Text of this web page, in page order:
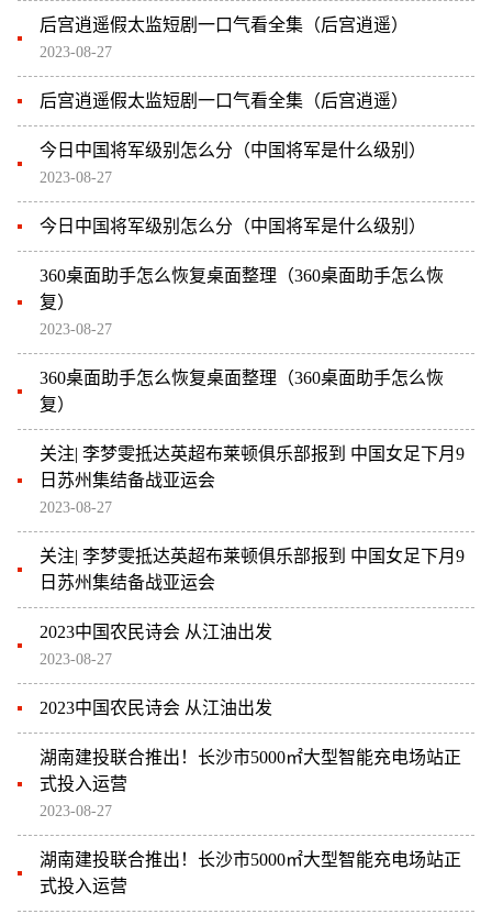
后宫逍遥假太监短剧一口气看全集（后宫逍遥）
2023-08-27
后宫逍遥假太监短剧一口气看全集（后宫逍遥）
今日中国将军级别怎么分（中国将军是什么级别）
2023-08-27
今日中国将军级别怎么分（中国将军是什么级别）
360桌面助手怎么恢复桌面整理（360桌面助手怎么恢
复）
2023-08-27
360桌面助手怎么恢复桌面整理（360桌面助手怎么恢
复）
关注| 李梦雯抵达英超布莱顿俱乐部报到 中国女足下月9
日苏州集结备战亚运会
2023-08-27
关注| 李梦雯抵达英超布莱顿俱乐部报到 中国女足下月9
日苏州集结备战亚运会
2023中国农民诗会 从江油出发
2023-08-27
2023中国农民诗会 从江油出发
湖南建投联合推出！长沙市5000㎡大型智能充电场站正
式投入运营
2023-08-27
湖南建投联合推出！长沙市5000㎡大型智能充电场站正
式投入运营